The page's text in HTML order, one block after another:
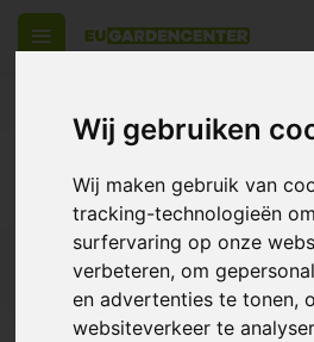
Wij gebruiken
Wij maken gebruik van
tracking-technologieën
surfervaring op onze
verbeteren, om
en advertenties te tonen,
websiteverkeer te
Producten getagd met